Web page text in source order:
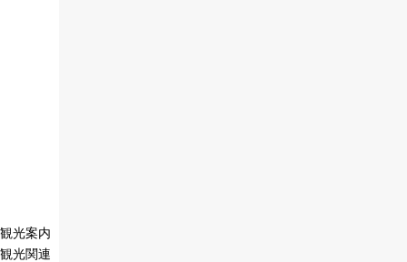
観光案内
観光関連